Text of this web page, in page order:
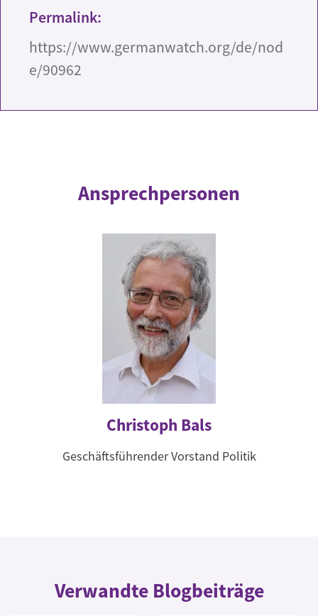
Permalink:
https://www.germanwatch.org/de/nod
e/90962
Ansprechpersonen
Christoph Bals
Geschäftsführender Vorstand Politik
Verwandte Blogbeiträge